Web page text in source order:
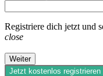
Registriere dich jetzt und
close
Weiter
Jetzt kostenlos registrieren